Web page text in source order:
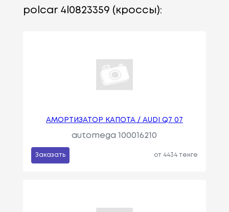
polcar 4l0823359 (кроссы):
АМОРТИЗАТОР КАПОТА / AUDI Q7 07
automega 100016210
Заказать от 4434 тенге